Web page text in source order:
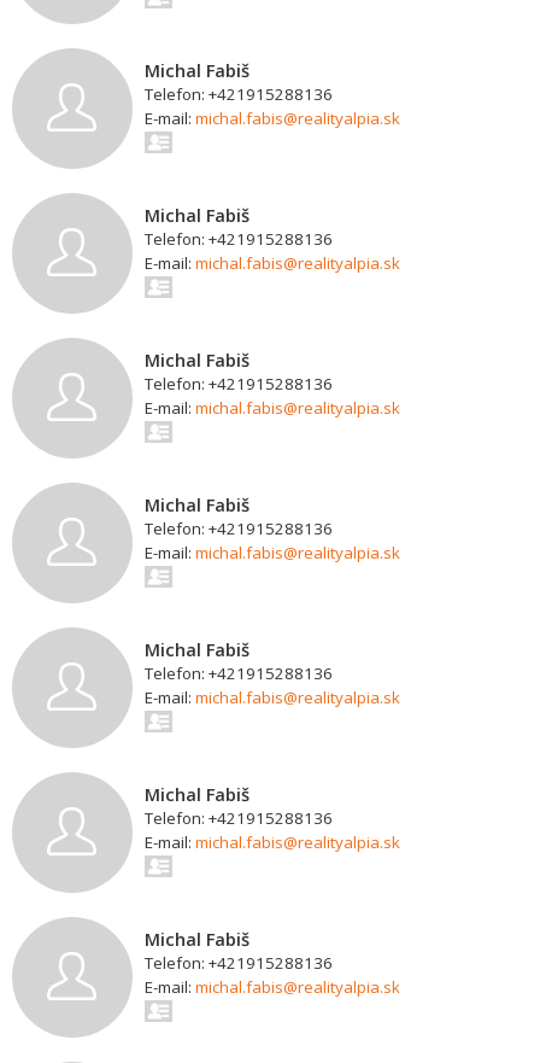
Michal Fabiš
Telefon: +421915288136
E-mail: michal.fabis@realityalpia.sk
Michal Fabiš
Telefon: +421915288136
E-mail: michal.fabis@realityalpia.sk
Michal Fabiš
Telefon: +421915288136
E-mail: michal.fabis@realityalpia.sk
Michal Fabiš
Telefon: +421915288136
E-mail: michal.fabis@realityalpia.sk
Michal Fabiš
Telefon: +421915288136
E-mail: michal.fabis@realityalpia.sk
Michal Fabiš
Telefon: +421915288136
E-mail: michal.fabis@realityalpia.sk
Michal Fabiš
Telefon: +421915288136
E-mail: michal.fabis@realityalpia.sk